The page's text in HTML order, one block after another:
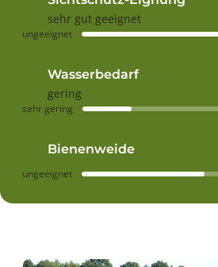
sehr gut geeignet
ungeeignet
Wasserbedarf
gering
sehr gering
Bienenweide
ungeeignet